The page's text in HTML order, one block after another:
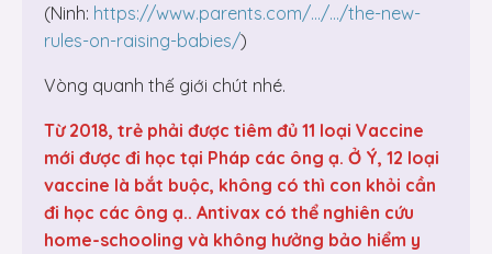
(Ninh: https://www.parents.com/…/…/the-new-
rules-on-raising-babies/)
Vòng quanh thế giới chút nhé.
Từ 2018, trẻ phải được tiêm đủ 11 loại Vaccine
mới được đi học tại Pháp các ông ạ. Ở Ý, 12 loại
vaccine là bắt buộc, không có thì con khỏi cần
đi học các ông ạ.. Antivax có thể nghiên cứu
home-schooling và không hưởng bảo hiểm y